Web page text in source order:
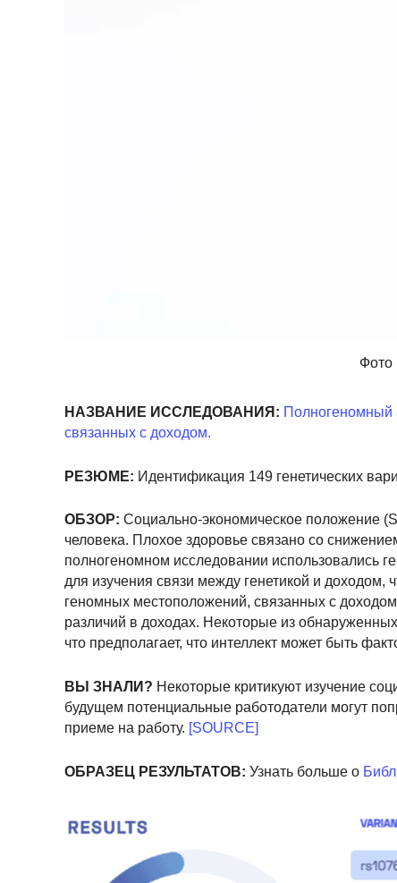
Фото
НАЗВАНИЕ ИССЛЕДОВАНИЯ: Полногеномный
связанных с доходом.
РЕЗЮМЕ: Идентификация 149 генетических
ОБЗОР: Социально-экономическое положение
человека. Плохое здоровье связано со
полногеномном исследовании использовались
для изучения связи между генетикой и
геномных местоположений, связанных с
различий в доходах. Некоторые из
что предполагает, что интеллект может быть
ВЫ ЗНАЛИ? Некоторые критикуют изучение
будущем потенциальные работодатели могут
приеме на работу. [SOURCE]
ОБРАЗЕЦ РЕЗУЛЬТАТОВ: Узнать больше о